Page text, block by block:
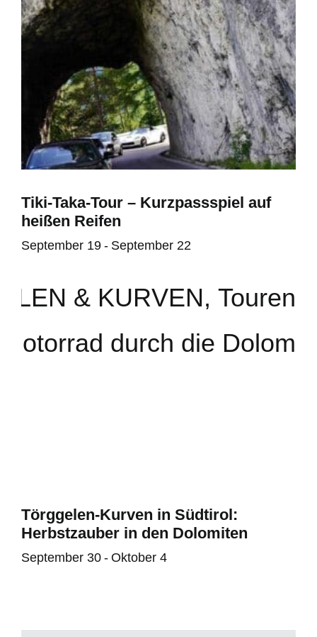
Tiki-Taka-Tour – Kurzpassspiel auf
heißen Reifen
September 19 - September 22
Törggelen-Kurven in Südtirol:
Herbstzauber in den Dolomiten
September 30 - Oktober 4